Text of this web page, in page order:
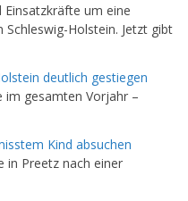
Einsatzkräfte um eine
Holstein. Jetzt gibt
deutlich gestiegen
gesamten Vorjahr –
Kind absuchen
in Preetz nach einer